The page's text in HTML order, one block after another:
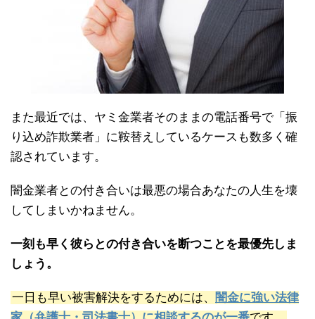
また最近では、ヤミ金業者そのままの電話番号で「振
り込め詐欺業者」に鞍替えしているケースも数多く確
認されています。
闇金業者との付き合いは最悪の場合あなたの人生を壊
してしまいかねません。
一刻も早く彼らとの付き合いを断つことを最優先しま
しょう。
一日も早い被害解決をするためには、
闇金に強い法律